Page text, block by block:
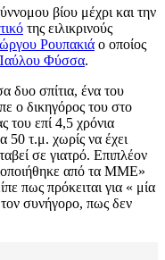
βίου μέχρι και την
της ειλικρινούς
Ρουπακιά ο οποίος
Φύσσα.
δυο σπίτια, ένα του
ο δικηγόρος του στο
του επί 4,5 χρόνια
50 τ.μ. χωρίς να έχει
σε γιατρό. Επιπλέον
από τα ΜΜΕ»
πως πρόκειται για « μία
συνήγορο, πως δεν